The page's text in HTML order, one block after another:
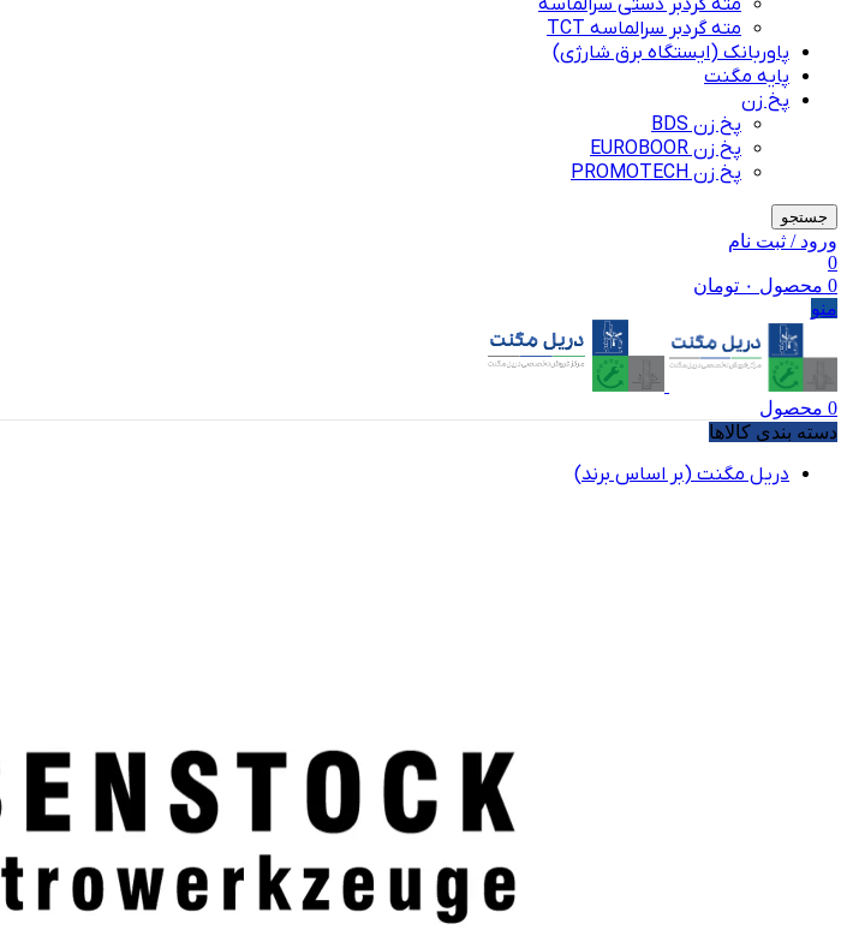
مته گردبر دستی سرالماسه
مته گردبر سرالماسه TCT
پاوربانک (ایستگاه برق شارژی)
پایه مگنت
پخ زن
پخ زن BDS
پخ زن EUROBOOR
پخ زن PROMOTECH
جستجو
ورود / ثبت نام
0
0 محصول ۰ تومان
منو
0 محصول
دسته بندی کالاها
دریل مگنت (بر اساس برند)